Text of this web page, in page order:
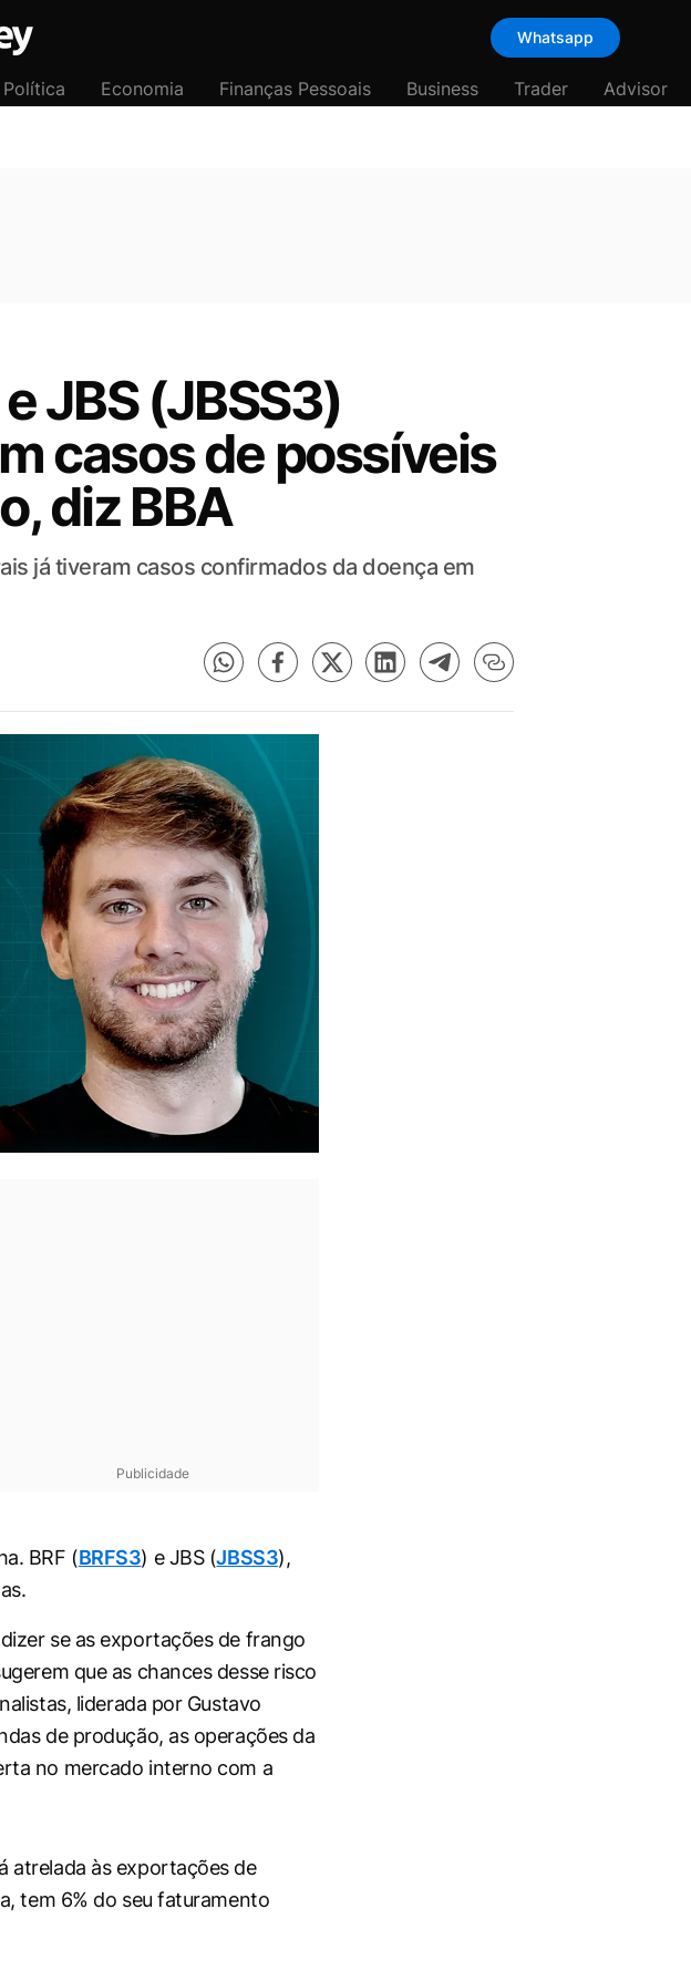
Whatsapp
Política Economia Finanças Pessoais Business Trader Advisor
JBS (JBSS3)
casos de possíveis
diz BBA
já tiveram casos confirmados da doença em
Publicidade
BRF (BRFS3) e JBS (JBSS3),
se as exportações de frango
que as chances desse risco
liderada por Gustavo
de produção, as operações da
no mercado interno com a
atrelada às exportações de
tem 6% do seu faturamento